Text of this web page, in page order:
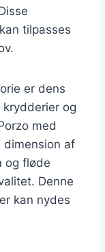
tilpasses
er dens
og
med
dimension af
og fløde
Denne
kan nydes